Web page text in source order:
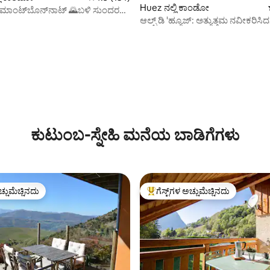
139 ವಿಮರ್ಶೆಗಳು
ಮಾಂಟ್‌ಬೊನ್‌ನಾಟ್ 🌄ಬಳಿ ಸುಂದರ
Huez ನಲ್ಲಿ ಕಾಂಡೋ
ಆಲ್ಪ್ ಡಿ 'ಹ್ಯೂಜ್: ಅತ್ಯುತ್ತಮ ನವೀಕರಿಸಿದ
ಕುಟುಂಬ-ಸ್ನೇಹಿ ಮನೆಯ ಬಾಡಿಗೆಗಳು
ಗೆಸ್ಟ್‌ಗಳಿಗೆ ಅತಿ ಹೆಚ್ಚು ಅಚ್ಚುಮೆಚ್ಚಿನದು
ಗೆಸ್ಟ್‌ಗಳ ಅಚ್ಚುಮೆಚ್ಚಿನದು